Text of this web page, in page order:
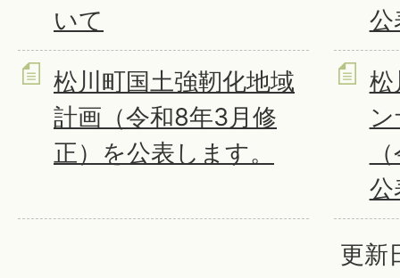
いて
公
松川町国土強靭化地域
計画（令和8年3月修
正）を公表します。
松
公
更新